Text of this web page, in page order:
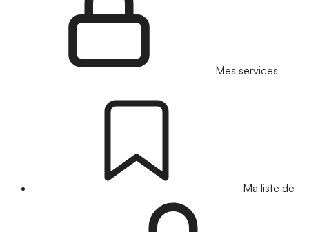
Mes services
Ma liste de